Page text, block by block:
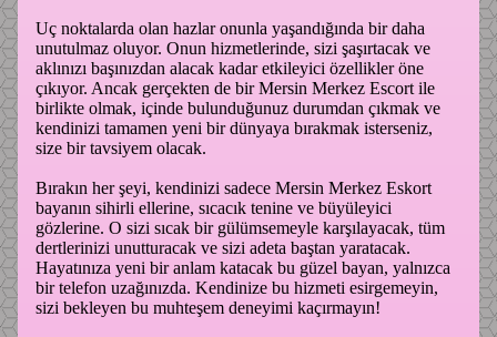
Uç noktalarda olan hazlar onunla yaşandığında bir daha
unutulmaz oluyor. Onun hizmetlerinde, sizi şaşırtacak ve
aklınızı başınızdan alacak kadar etkileyici özellikler öne
çıkıyor. Ancak gerçekten de bir Mersin Merkez Escort ile
birlikte olmak, içinde bulunduğunuz durumdan çıkmak ve
kendinizi tamamen yeni bir dünyaya bırakmak isterseniz,
size bir tavsiyem olacak.
Bırakın her şeyi, kendinizi sadece Mersin Merkez Eskort
bayanın sihirli ellerine, sıcacık tenine ve büyüleyici
gözlerine. O sizi sıcak bir gülümsemeyle karşılayacak, tüm
dertlerinizi unutturacak ve sizi adeta baştan yaratacak.
Hayatınıza yeni bir anlam katacak bu güzel bayan, yalnızca
bir telefon uzağınızda. Kendinize bu hizmeti esirgemeyin,
sizi bekleyen bu muhteşem deneyimi kaçırmayın!